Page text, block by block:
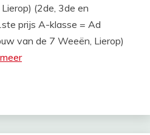
(2de, 3de en
prijs A-klasse = Ad
van de 7 Weeën, Lierop)